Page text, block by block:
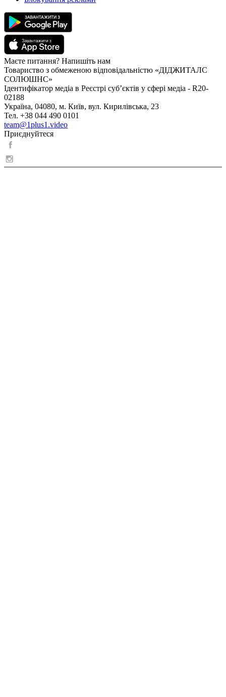
Маєте питання? Напишіть нам
Товариство з обмеженою відповідальністю «ДІДЖИТАЛС
СОЛЮШНС»
Ідентифікатор медіа в Реєстрі суб’єктів у сфері медіа - R20-
02188
Україна, 04080, м. Київ, вул. Кирилівська, 23
Тел. +38 044 490 0101
team@1plus1.video
Приєднуйтеся